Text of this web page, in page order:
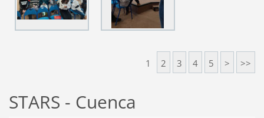
1 2 3 4 5 > >>
STARS - Cuenca